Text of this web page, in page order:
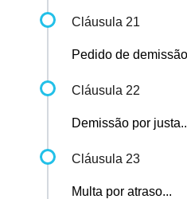
Cláusula 21
Pedido de
Cláusula 22
Demissão por
Cláusula 23
Multa por atraso...